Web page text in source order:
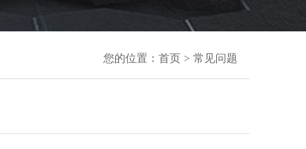
您的位置： 首页 > 常见问题